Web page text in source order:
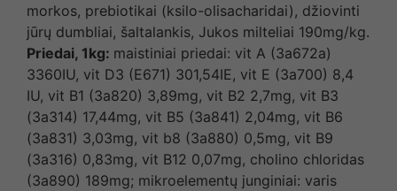
morkos, prebiotikai (ksilo-olisacharidai), džiovinti
jūrų dumbliai, šaltalankis, Jukos milteliai 190mg/kg.
Priedai, 1kg: maistiniai priedai: vit A (3a672a)
3360IU, vit D3 (E671) 301,54IE, vit E (3a700) 8,4
IU, vit B1 (3a820) 3,89mg, vit B2 2,7mg, vit B3
(3a314) 17,44mg, vit B5 (3a841) 2,04mg, vit B6
(3a831) 3,03mg, vit b8 (3a880) 0,5mg, vit B9
(3a316) 0,83mg, vit B12 0,07mg, cholino chloridas
(3a890) 189mg; mikroelementų junginiai: varis